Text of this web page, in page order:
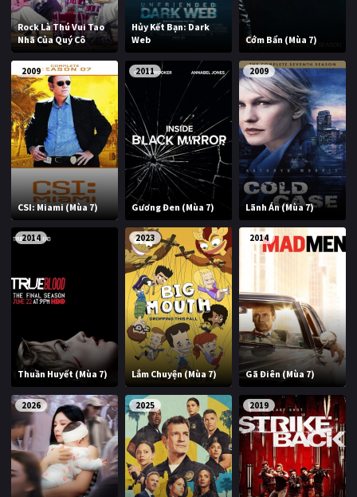
Rock Là Thú Vui Tao
Nhã Của Quý Cô
Hủy Kết Bạn: Dark
Web
Cớm Bẩn (Mùa 7)
2009
CSI: Miami (Mùa 7)
2011
Gương Đen (Mùa 7)
2009
Lãnh Án (Mùa 7)
2014
Thuần Huyết (Mùa 7)
2023
Lắm Chuyện (Mùa 7)
2014
Gã Điên (Mùa 7)
2026 2025 2019